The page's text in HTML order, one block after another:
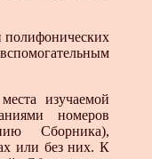
полифонических
изучаемой
номеров
Сборника),
или без них. К